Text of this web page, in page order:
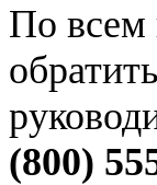
По всем
(800)